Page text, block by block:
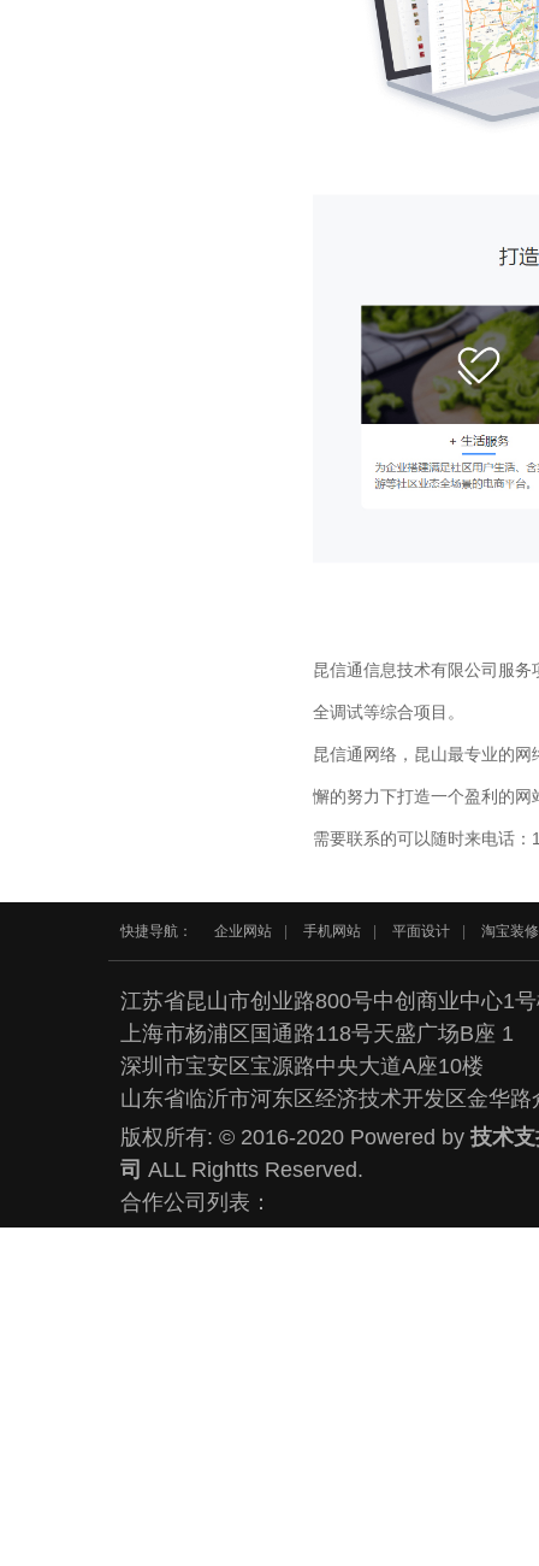
昆信通信息技术有限公司服
全调试等综合项目。
昆信通网络，昆山最专业的
懈的努力下打造一个盈利的网
需要联系的可以随时来电话
快捷导航： 企业网站 手机网站 平面设计 淘宝装修
江苏省昆山市创业路800号中创商业中心1
上海市杨浦区国通路118号天盛广场B座 1
深圳市宝安区宝源路中央大道A座10楼
山东省临沂市河东区经济技术开发区金华路
版权所有: © 2016-2020 Powered by 技术
司 ALL Rightts Reserved.
合作公司列表：
业务范围：昆山网站建设,昆山网络公司,昆